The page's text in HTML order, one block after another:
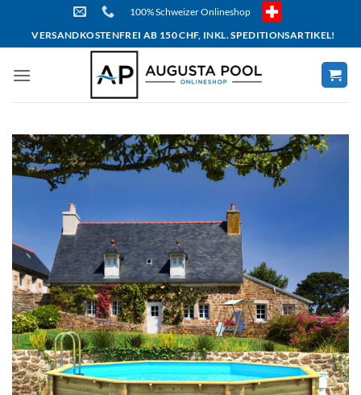
content
100% Schweizer Onlineshop
VERSANDKOSTENFREI AB 150 CHF, INKL. SPEDITIONSARTIKEL!